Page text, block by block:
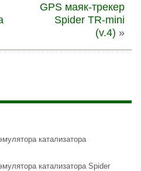
GPS маяк-трекер
Spider TR-mini
(v.4) »
катализатора
катализатора Spider